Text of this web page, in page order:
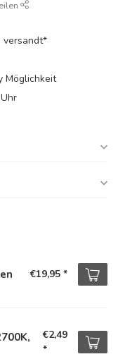
versandt*
Möglichkeit
€19,95 *
€2,49
*